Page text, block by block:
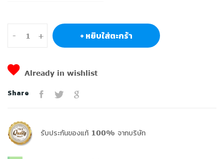
- + + หยิบใส่ตะกร้า
Already in wishlist
Share
รับประกันของแท้ 100% จากบริษัท